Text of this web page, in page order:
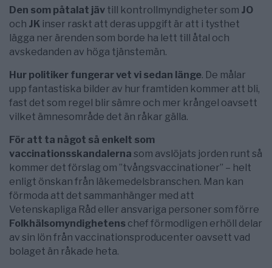
Den som påtalat jäv till kontrollmyndigheter som JO
och JK inser raskt att deras uppgift är att i tysthet
lägga ner ärenden som borde ha lett till åtal och
avskedanden av höga tjänstemän.
Hur politiker fungerar vet vi sedan länge. De målar
upp fantastiska bilder av hur framtiden kommer att bli,
fast det som regel blir sämre och mer krångel oavsett
vilket ämnesområde det än råkar gälla.
För att ta något så enkelt som
vaccinationsskandalerna som avslöjats jorden runt så
kommer det förslag om ”tvångsvaccinationer” – helt
enligt önskan från läkemedelsbranschen. Man kan
förmoda att det sammanhänger med att
Vetenskapliga Råd eller ansvariga personer som förre
Folkhälsomyndighetens chef förmodligen erhöll delar
av sin lön från vaccinationsproducenter oavsett vad
bolaget än råkade heta.